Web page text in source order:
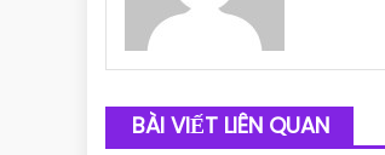
BÀI VIẾT LIÊN QUAN